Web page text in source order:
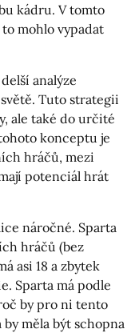
kádru. V tomto
mohlo vypadat
analýze
Tuto strategii
ale také do určité
konceptu je
hráčů, mezi
potenciál hrát
náročné. Sparta
hráčů (bez
asi 18 a zbytek
Sparta má podle
by pro ni tento
měla být schopna